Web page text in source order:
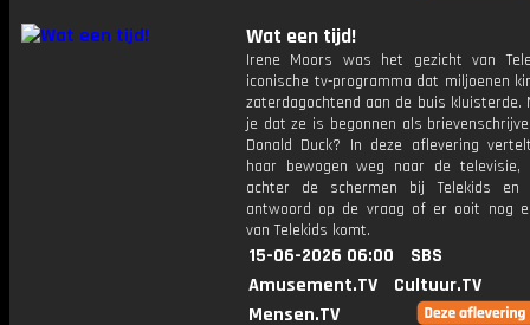
Wat een tijd!
Irene Moors was het gezicht van
iconische tv-programma dat miljoenen
zaterdagochtend aan de buis kluisterde.
je dat ze is begonnen als
Donald Duck? In deze aflevering
haar bewogen weg naar de televisie,
achter de schermen bij Telekids
antwoord op de vraag of er ooit nog
van Telekids komt.
15-06-2026 06:00
SBS
Amusement.TV
Cultuur.TV
Mensen.TV